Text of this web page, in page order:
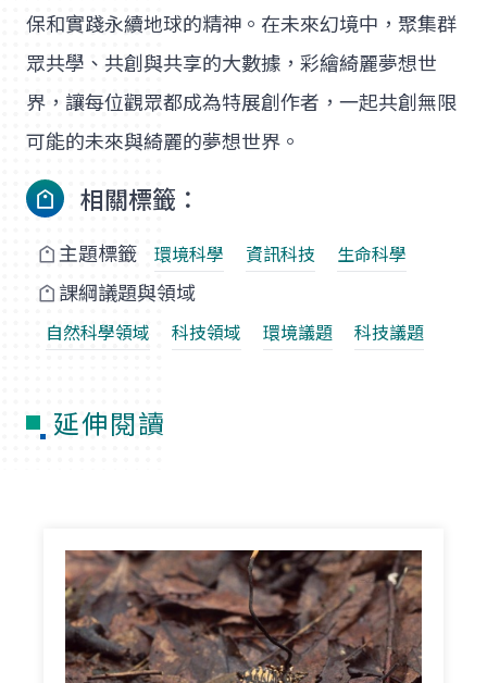
保和實踐永續地球的精神。在未來幻境中，聚集群
眾共學、共創與共享的大數據，彩繪綺麗夢想世
界，讓每位觀眾都成為特展創作者，一起共創無限
可能的未來與綺麗的夢想世界。
相關標籤：
主題標籤 環境科學 資訊科技 生命科學
課綱議題與領域
自然科學領域 科技領域 環境議題 科技議題
延伸閱讀